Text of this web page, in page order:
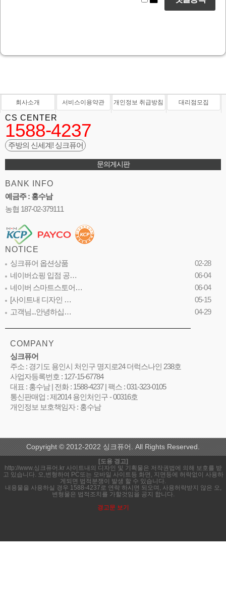
회사소개 서비스이용약관 개인정보 취급방침 대리점모집
CS CENTER
1588-4237
주방의 신세계! 싱크퓨어
문의게시판
BANK INFO
예금주 : 홍수남
농협 187-02-379111
NOTICE
싱크퓨어 옵션상품
02-28
네이버쇼핑 입점 공…
06-04
네이버 스마트스토어…
06-04
[사이트내 디자인 …
05-15
고객님...안녕하십…
04-29
COMPANY
싱크퓨어
주소 : 경기도 용인시 처인구 명지로24 더럭스나인 238호
사업자등록번호 : 127-15-67784
대표 : 홍수남 | 전화 : 1588-4237 | 팩스 : 031-323-0105
통신판매업 : 제2014 용인처인구 - 00316호
개인정보 보호책임자 : 홍수남
Copyright © 2012-2022 싱크퓨어. All Rights Reserved.
[도용 경고]
http://www.싱크퓨어.kr 사이트내의 디자인 및 기획물은 저작권법에 의해 보호를 받
고 있습니다. 오,변형하여 PC또는 모바일 사이트등 화면, 지면등에 허락없이 사용하
게되면 법적분쟁이 발생 할 수 있습니다.
내용물을 사용하실 경우 1588-4237로 연락 하시면 되오며, 사용허락받지 않은 오,
변형물은 법적조치를 가할것임을 공지 합니다.
경고문 보기